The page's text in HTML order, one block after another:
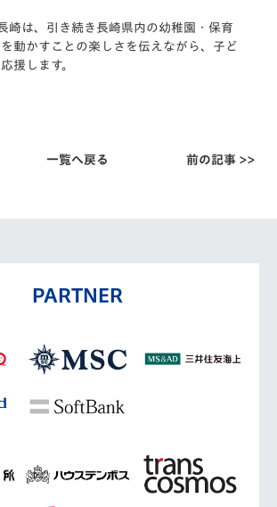
崎は、引き続き長崎県内の幼稚園・ 保育
動かすことの楽しさを伝えながら、 子ど
援します。
一覧へ戻る 前の記事 >>
PARTNER